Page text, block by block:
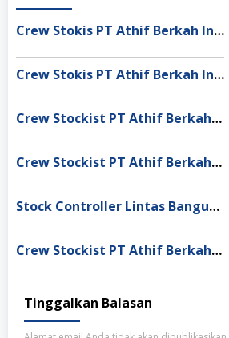
Crew Stokis PT Athif Berkah Indonesia Dumai
Crew Stokis PT Athif Berkah Indonesia Palangka Raya
Crew Stockist PT Athif Berkah Indonesia Banda Aceh
Crew Stockist PT Athif Berkah Indonesia Muaro Jambi
Stock Controller Lintas Bangun Nusantara Semarang
Crew Stockist PT Athif Berkah Indonesia Medan
Tinggalkan Balasan